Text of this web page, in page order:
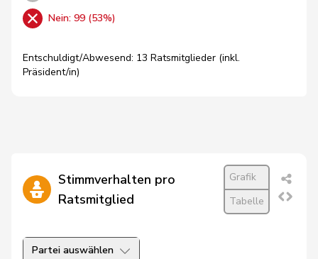
Nein: 99 (53%)
Entschuldigt/Abwesend: 13 Ratsmitglieder (inkl.
Präsident/in)
Stimmverhalten pro
Ratsmitglied
Grafik
Tabelle
Partei auswählen